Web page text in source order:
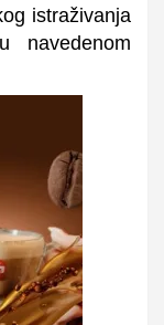
istraživanja
navedenom